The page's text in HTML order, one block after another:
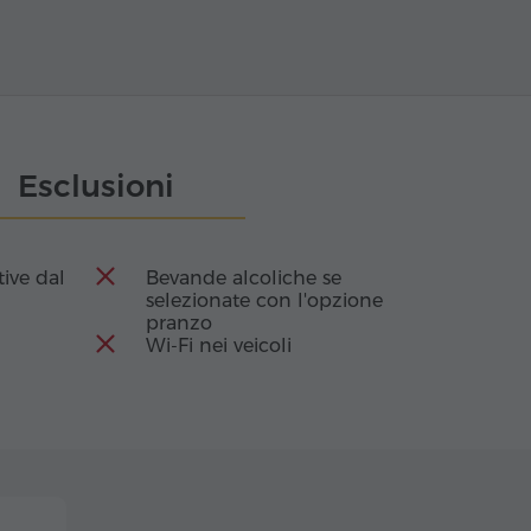
Esclusioni
dal
Bevande alcoliche se
selezionate con l'opzione
pranzo
Wi-Fi nei veicoli